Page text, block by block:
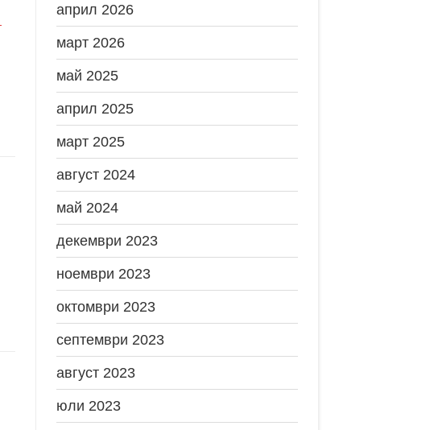
април 2026
март 2026
май 2025
април 2025
март 2025
август 2024
май 2024
декември 2023
ноември 2023
октомври 2023
септември 2023
август 2023
юли 2023